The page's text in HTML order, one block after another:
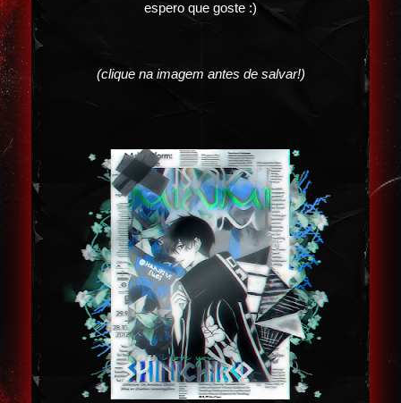
espero que goste :)
(clique na imagem antes de salvar!)